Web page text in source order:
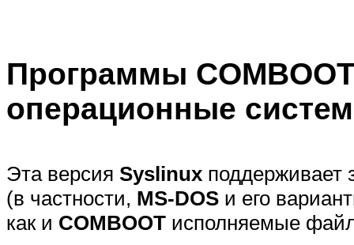
Программы
операционные
Эта версия Syslinux поддерживает
(в частности, MS-DOS и его
как и COMBOOT исполняемые